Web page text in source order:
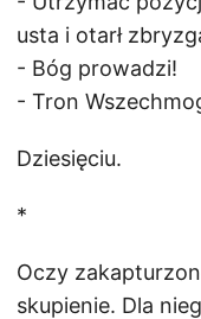
usta i otarł
- Bóg prowadzi!
- Tron
Dziesięciu.
*
Oczy
skupienie. Dla